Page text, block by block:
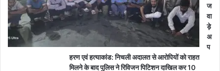
ज
वा
ड़े
अ
प
हरण एवं हत्याकांड: निचली अदालत से आरोपियों को राहत
मिलने के बाद पुलिस ने रिविजन पिटिशन दाखिल कर 10